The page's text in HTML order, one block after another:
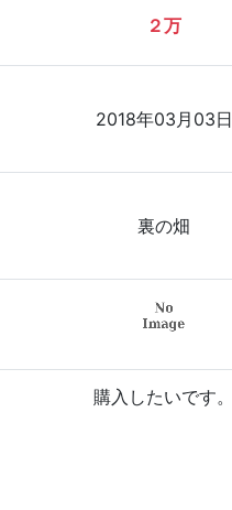
２万
2018年03月03日
裏の畑
購入したいです。